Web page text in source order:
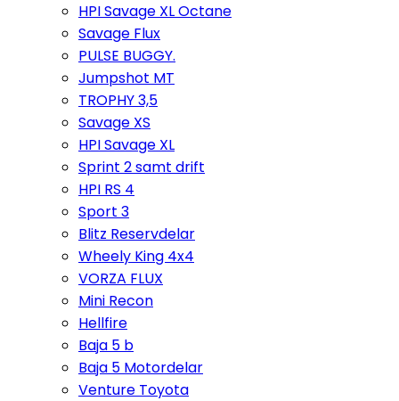
HPI Savage XL Octane
Savage Flux
PULSE BUGGY.
Jumpshot MT
TROPHY 3,5
Savage XS
HPI Savage XL
Sprint 2 samt drift
HPI RS 4
Sport 3
Blitz Reservdelar
Wheely King 4x4
VORZA FLUX
Mini Recon
Hellfire
Baja 5 b
Baja 5 Motordelar
Venture Toyota